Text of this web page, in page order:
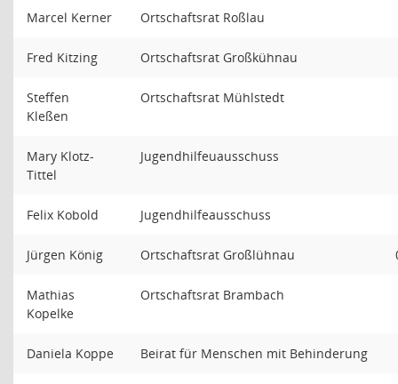
Marcel Kerner Ortschaftsrat Roßlau
Fred Kitzing Ortschaftsrat Großkühnau
Steffen
Kleßen
Ortschaftsrat Mühlstedt
Mary Klotz-
Tittel
Jugendhilfeuausschuss
Felix Kobold Jugendhilfeausschuss
Jürgen König Ortschaftsrat Großlühnau
Mathias
Kopelke
Ortschaftsrat Brambach
Daniela Koppe Beirat für Menschen mit Behinderung